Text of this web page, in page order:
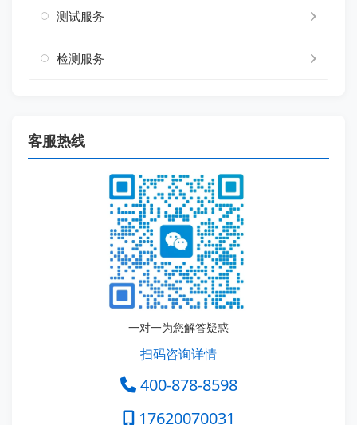
测试服务
检测服务
客服热线
一对一为您解答疑惑
扫码咨询详情
400-878-8598
17620070031